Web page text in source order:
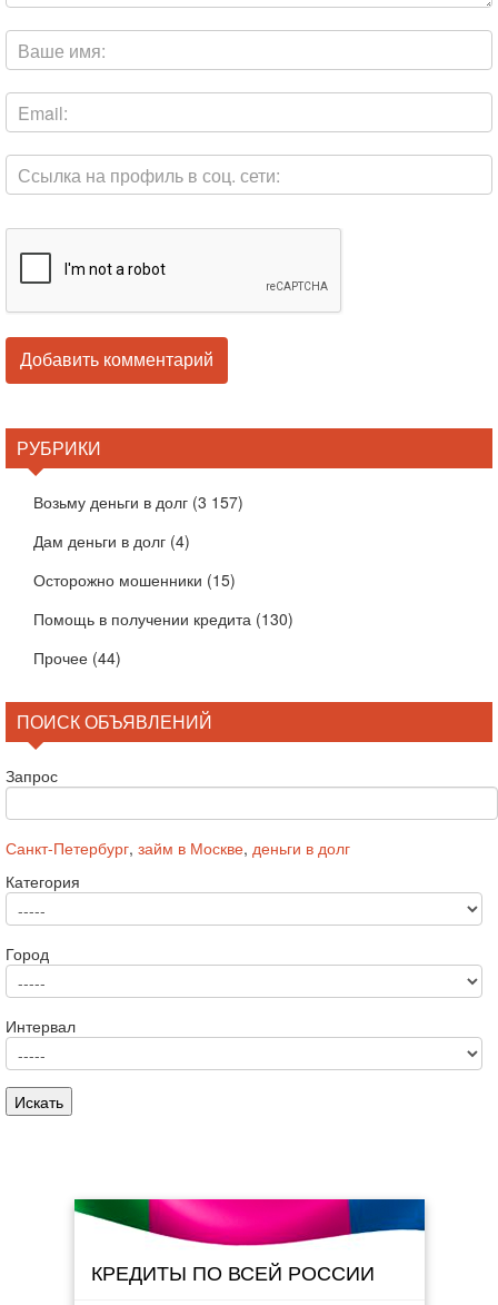
РУБРИКИ
Возьму деньги в долг (3 157)
Дам деньги в долг (4)
Осторожно мошенники (15)
Помощь в получении кредита (130)
Прочее (44)
ПОИСК ОБЪЯВЛЕНИЙ
Запрос
Санкт-Петербург, займ в Москве, деньги в долг
Категория
Город
Интервал
КРЕДИТЫ ПО ВСЕЙ РОССИИ